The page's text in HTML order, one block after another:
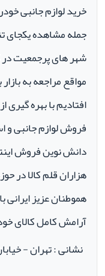
خرید لوازم جانبی
جمله مشاهده یکجای
شهر های پرجمعیت در
مواقع مراجعه به
افتادیم با بهره
دانش نوین فروش
هزاران قلم کالا در
هموطنان عزیز ایرانی
آرامش کامل کالای
نشانی : تهران -